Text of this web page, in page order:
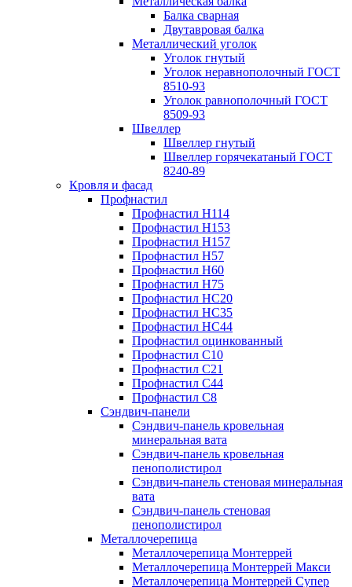
Балка сварная
Двутавровая балка
Металлический уголок
Уголок гнутый
Уголок неравнополочный ГОСТ
8510-93
Уголок равнополочный ГОСТ
8509-93
Швеллер
Швеллер гнутый
Швеллер горячекатаный ГОСТ
8240-89
Кровля и фасад
Профнастил
Профнастил Н114
Профнастил Н153
Профнастил Н157
Профнастил Н57
Профнастил Н60
Профнастил Н75
Профнастил НС20
Профнастил НС35
Профнастил НС44
Профнастил оцинкованный
Профнастил С10
Профнастил С21
Профнастил С44
Профнастил С8
Сэндвич-панели
Сэндвич-панель кровельная
минеральная вата
Сэндвич-панель кровельная
пенополистирол
Сэндвич-панель стеновая минеральная
вата
Сэндвич-панель стеновая
пенополистирол
Металлочерепица
Металлочерепица Монтеррей
Металлочерепица Монтеррей Макси
Металлочерепица Монтеррей Супер